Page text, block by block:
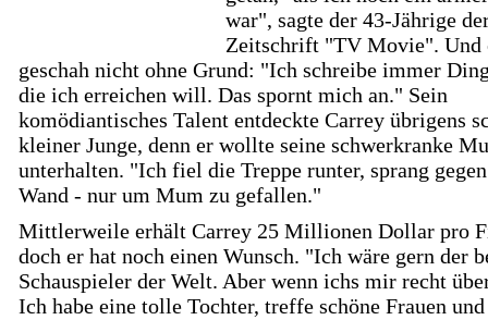
war", sagte der 43-Jährige
Zeitschrift "TV Movie". Und
geschah nicht ohne Grund: "Ich schreibe immer
die ich erreichen will. Das spornt mich an." Sein
komödiantisches Talent entdeckte Carrey übrigens
kleiner Junge, denn er wollte seine schwerkranke
unterhalten. "Ich fiel die Treppe runter, sprang
Wand - nur um Mum zu gefallen."
Mittlerweile erhält Carrey 25 Millionen Dollar pro
doch er hat noch einen Wunsch. "Ich wäre gern der
Schauspieler der Welt. Aber wenn ichs mir recht
Ich habe eine tolle Tochter, treffe schöne Frauen